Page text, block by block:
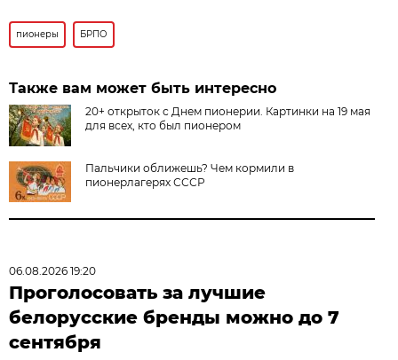
пионеры БРПО
Также вам может быть интересно
20+ открыток с Днем пионерии. Картинки на 19 мая
для всех, кто был пионером
Пальчики оближешь? Чем кормили в
пионерлагерях СССР
06.08.2026 19:20
Проголосовать за лучшие
белорусские бренды можно до 7
сентября